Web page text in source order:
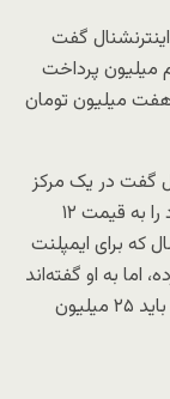
گفت
نیم میلیون پرداخت
میلیون تومان
گفت در یک مرکز
واقع در محله ونک، سال گذشته یک دندان خود را به قیمت ۱۲
که برای ایمپلنت
اما به او گفته‌اند
بابت خدمات مشابهی که سال قبل انجام داده، باید ۲۵ میلیون